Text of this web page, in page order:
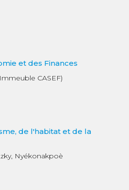
et des Finances
CASEF)
de l'habitat et de la
Nyékonakpoè